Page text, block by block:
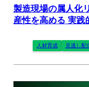
製造現場の属人化
産性を高める 実践
人材育成 見逃し配